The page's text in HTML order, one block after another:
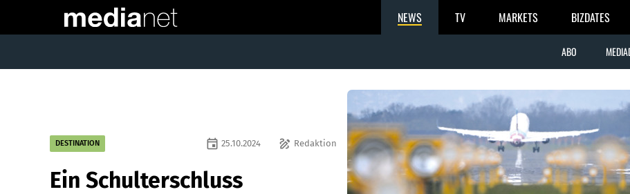
NEWS TV MARKETS BIZDATES
ABO
DESTINATION draw Redaktion
event 25.10.2024
Ein Schulterschluss